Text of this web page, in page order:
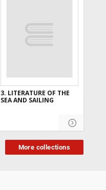
3. LITERATURE OF THE
SEA AND SAILING
More collections